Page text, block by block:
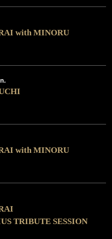
with MINORU
with MINORU
TRIBUTE SESSION